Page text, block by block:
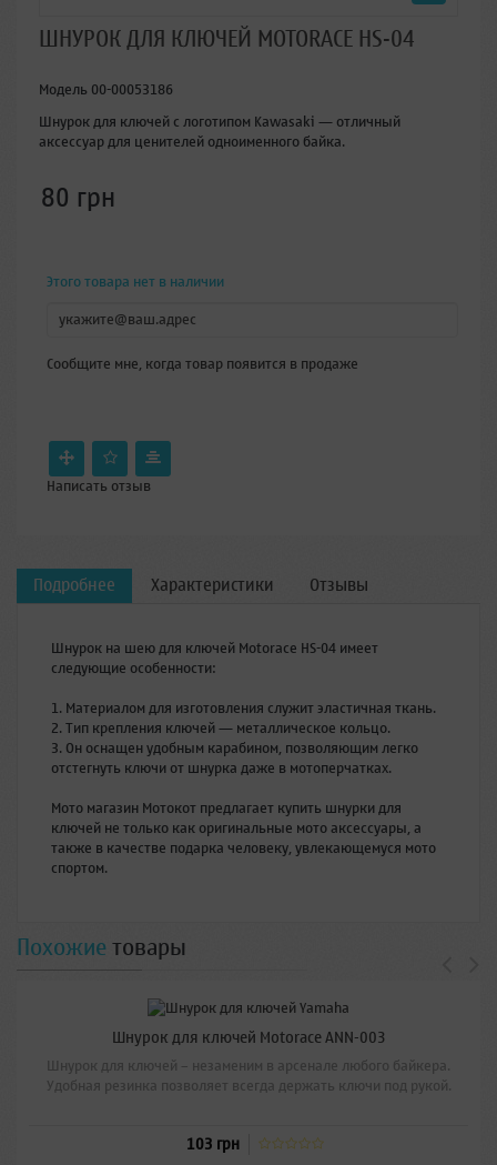
ШНУРОК ДЛЯ КЛЮЧЕЙ MOTORACE HS-04
Модель 00-00053186
Шнурок для ключей с логотипом Kawasaki — отличный
аксессуар для ценителей одноименного байка.
80 грн
Этого товара нет в наличии
Сообщите мне, когда товар появится в продаже
Написать отзыв
Подробнее Характеристики Отзывы
Шнурок на шею для ключей Motorace HS-04 имеет
следующие особенности:
1. Материалом для изготовления служит эластичная ткань.
2. Тип крепления ключей — металлическое кольцо.
3. Он оснащен удобным карабином, позволяющим легко
отстегнуть ключи от шнурка даже в мотоперчатках.
Мото магазин Мотокот предлагает купить шнурки для
ключей не только как оригинальные мото аксессуары, а
также в качестве подарка человеку, увлекающемуся мото
спортом.
Похожиетовары
Шнурок для ключей Motorace ANN-003
Шнурок для ключей – незаменим в арсенале любого байкера.
Удобная резинка позволяет всегда держать ключи под рукой.
103 грн